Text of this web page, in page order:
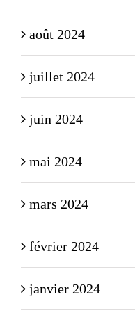
août 2024
juillet 2024
juin 2024
mai 2024
mars 2024
février 2024
janvier 2024